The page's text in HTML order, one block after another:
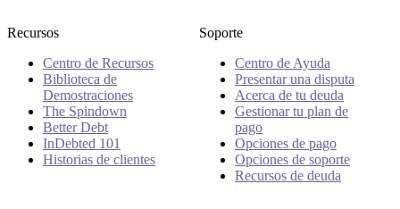
Recursos
Centro de Recursos
Biblioteca de
Demostraciones
The Spindown
Better Debt
InDebted 101
Historias de clientes
Soporte
Centro de Ayuda
Presentar una disputa
Acerca de tu deuda
Gestionar tu plan de
pago
Opciones de pago
Opciones de soporte
Recursos de deuda